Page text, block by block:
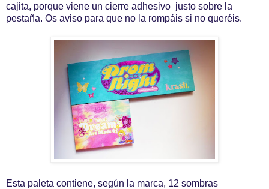
cajita, porque viene un cierre adhesivo justo sobre la
pestaña. Os aviso para que no la rompáis si no queréis.
Esta paleta contiene, según la marca, 12 sombras